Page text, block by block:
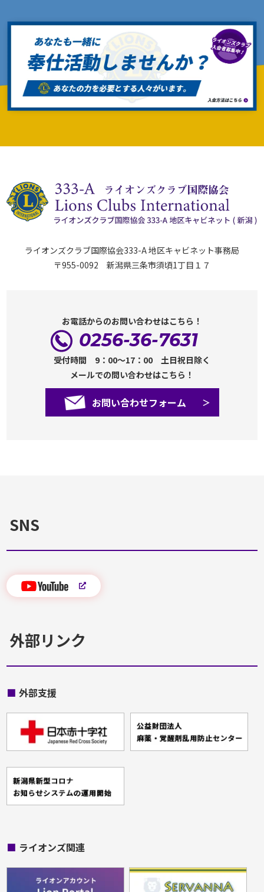
ライオンズクラブ国際協会333-A 地区キャビネット事務局
〒955-0092 新潟県三条市須頃1丁目１７
お電話からのお問い合わせはこちら！
0256-36-7631
受付時間 9：00～17：00 土日祝日除く
メールでの問い合わせはこちら！
お問い合わせフォーム
SNS
外部リンク
■ 外部支援
■ ライオンズ関連